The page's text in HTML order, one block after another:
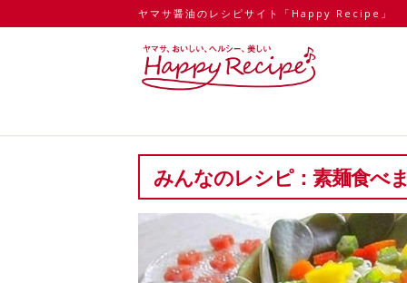
ヤマサ醤油のレシピサイト「Happy Recipe」
みんなのレシピ：素麺食べ